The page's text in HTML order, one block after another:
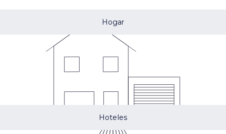
Hogar
Hoteles